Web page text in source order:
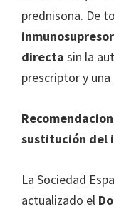
prednisona. De
directa sin la
prescriptor y
sustitución del
La Sociedad
actualizado el